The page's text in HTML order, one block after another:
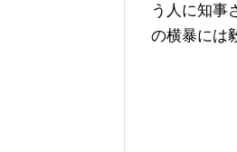
う人に知事
の横暴には